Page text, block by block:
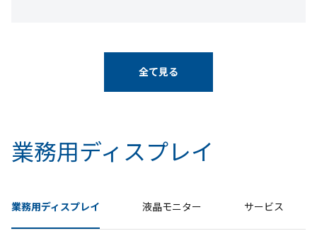
全て見る
業務用ディスプレイ
業務用ディスプレイ 液晶モニター サービス